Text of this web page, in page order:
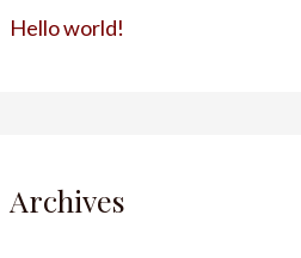
Hello world!
Archives